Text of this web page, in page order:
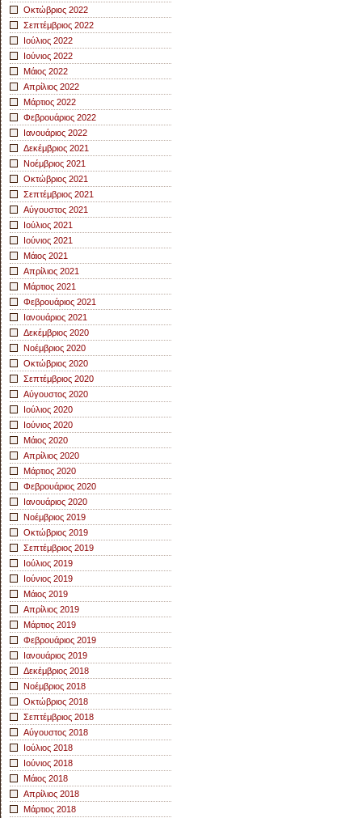
Οκτώβριος 2022
Σεπτέμβριος 2022
Ιούλιος 2022
Ιούνιος 2022
Μάιος 2022
Απρίλιος 2022
Μάρτιος 2022
Φεβρουάριος 2022
Ιανουάριος 2022
Δεκέμβριος 2021
Νοέμβριος 2021
Οκτώβριος 2021
Σεπτέμβριος 2021
Αύγουστος 2021
Ιούλιος 2021
Ιούνιος 2021
Μάιος 2021
Απρίλιος 2021
Μάρτιος 2021
Φεβρουάριος 2021
Ιανουάριος 2021
Δεκέμβριος 2020
Νοέμβριος 2020
Οκτώβριος 2020
Σεπτέμβριος 2020
Αύγουστος 2020
Ιούλιος 2020
Ιούνιος 2020
Μάιος 2020
Απρίλιος 2020
Μάρτιος 2020
Φεβρουάριος 2020
Ιανουάριος 2020
Νοέμβριος 2019
Οκτώβριος 2019
Σεπτέμβριος 2019
Ιούλιος 2019
Ιούνιος 2019
Μάιος 2019
Απρίλιος 2019
Μάρτιος 2019
Φεβρουάριος 2019
Ιανουάριος 2019
Δεκέμβριος 2018
Νοέμβριος 2018
Οκτώβριος 2018
Σεπτέμβριος 2018
Αύγουστος 2018
Ιούλιος 2018
Ιούνιος 2018
Μάιος 2018
Απρίλιος 2018
Μάρτιος 2018